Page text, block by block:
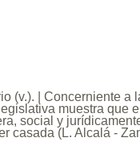
(v.). | Concerniente a
muestra que
social y
casada (L. Alcalá -